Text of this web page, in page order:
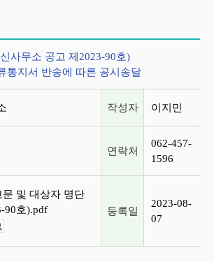
사무소 공고 제2023-90호)
통지서 반송에 따른 공시송달
작성자 이지민
연락처
062-457-
1596
문 및 대상자 명단
90호).pdf
등록일
2023-08-
07